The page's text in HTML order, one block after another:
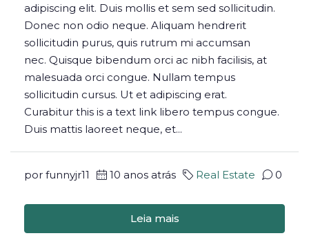
adipiscing elit. Duis mollis et sem sed sollicitudin.
Donec non odio neque. Aliquam hendrerit
sollicitudin purus, quis rutrum mi accumsan
nec. Quisque bibendum orci ac nibh facilisis, at
malesuada orci congue. Nullam tempus
sollicitudin cursus. Ut et adipiscing erat.
Curabitur this is a text link libero tempus congue.
Duis mattis laoreet neque, et...
por funnyjr11 10 anos atrás Real Estate 0
Leia mais